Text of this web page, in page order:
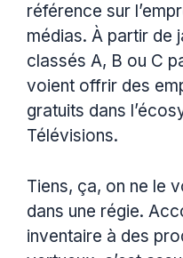
référence sur
médias. À partir de
classés A, B ou C
voient offrir des
gratuits dans
Télévisions.
Tiens, ça, on ne le
dans une régie.
inventaire à des